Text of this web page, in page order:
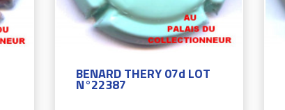
BENARD THERY 07d LOT
N°22387